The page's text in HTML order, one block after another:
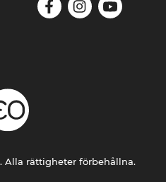
Alla rättigheter förbehållna.